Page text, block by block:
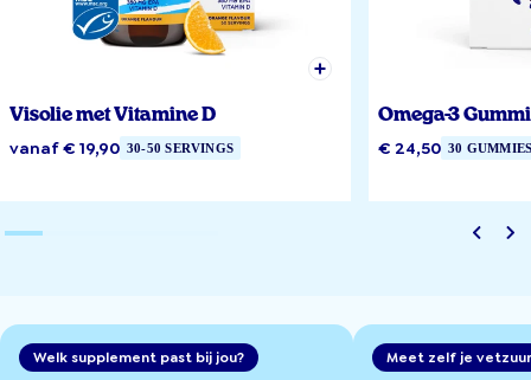
Visolie met Vitamine D
vanaf € 19,90 30-50 SERVINGS
Omega-3
€ 24,50 30
Welk supplement past bij jou? Meet zelf je